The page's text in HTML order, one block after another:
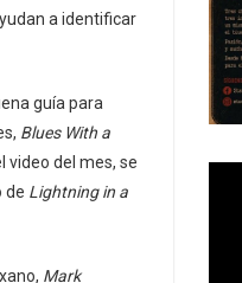
a identificar
guía para
Blues With a
video del mes, se
de Lightning in a
Mark